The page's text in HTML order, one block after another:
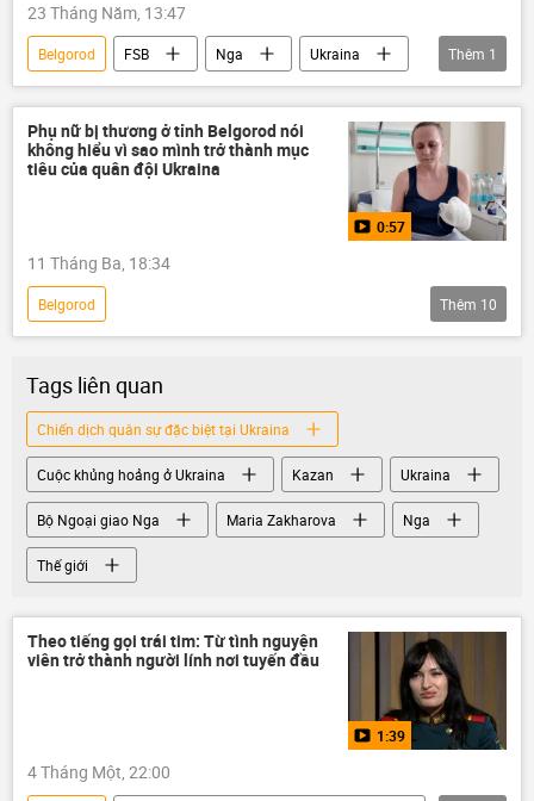
LNR
Thế chiến II
23 Tháng Năm, 13:47
Belgorod FSB Nga
Ukraina
Kiev
Thêm 1
Phụ nữ bị thương ở tỉnh Belgorod nói
không hiểu vì sao mình trở thành mục
tiêu của quân đội Ukraina
0:57
11 Tháng Ba, 18:34
Belgorod
Chiến dịch quân sự đặc biệt tại Ukraina
Cuộc khủng hoảng ở Ukraina
Quân đội Ukraina
Ukraina
Video từ Ukraina
Nga
Thế giới
xe buýt
xung đột
Quân sự
xung đột quân sự
Thêm 10
Tags liên quan
Chiến dịch quân sự đặc biệt tại Ukraina
Cuộc khủng hoảng ở Ukraina Kazan Ukraina
Bộ Ngoại giao Nga Maria Zakharova Nga
Thế giới
Theo tiếng gọi trái tim: Từ tình nguyện
viên trở thành người lính nơi tuyến đầu
1:39
4 Tháng Một, 22:00